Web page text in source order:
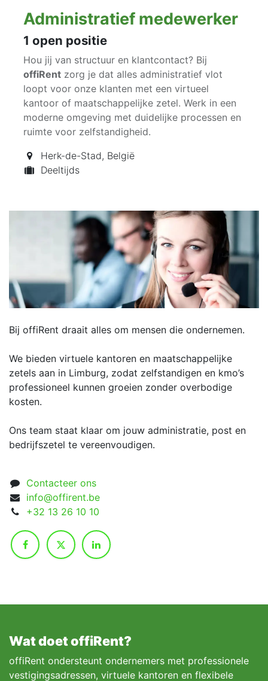
Administratief medewerker
1 open positie
Hou jij van structuur en klantcontact? Bij
offiRent zorg je dat alles administratief vlot
loopt voor onze klanten met een virtueel
kantoor of maatschappelijke zetel. Werk in een
moderne omgeving met duidelijke processen en
ruimte voor zelfstandigheid.
Herk-de-Stad, België
Deeltijds
Bij offiRent draait alles om mensen die ondernemen.
We bieden virtuele kantoren en maatschappelijke
zetels aan in Limburg, zodat zelfstandigen en kmo’s
professioneel kunnen groeien zonder overbodige
kosten.
Ons team staat klaar om jouw administratie, post en
bedrijfszetel te vereenvoudigen.
Contacteer ons
info@offirent.be
+32 13 26 10 10
Wat doet offiRent?
offiRent ondersteunt ondernemers met professionele
vestigingsadressen, virtuele kantoren en flexibele